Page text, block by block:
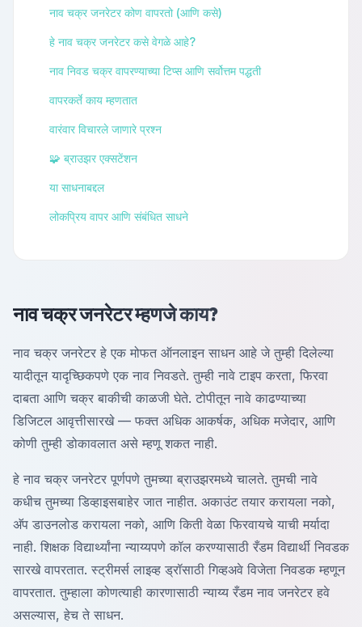
नाव चक्र जनरेटर कोण वापरतो (आणि कसे)
हे नाव चक्र जनरेटर कसे वेगळे आहे?
नाव निवड चक्र वापरण्याच्या टिप्स आणि सर्वोत्तम पद्धती
वापरकर्ते काय म्हणतात
वारंवार विचारले जाणारे प्रश्न
🧩 ब्राउझर एक्सटेंशन
या साधनाबद्दल
लोकप्रिय वापर आणि संबंधित साधने
नाव चक्र जनरेटर म्हणजे काय?
नाव चक्र जनरेटर हे एक मोफत ऑनलाइन साधन आहे जे तुम्ही दिलेल्या
यादीतून यादृच्छिकपणे एक नाव निवडते. तुम्ही नावे टाइप करता, फिरवा
दाबता आणि चक्र बाकीची काळजी घेते. टोपीतून नावे काढण्याच्या
डिजिटल आवृत्तीसारखे — फक्त अधिक आकर्षक, अधिक मजेदार, आणि
कोणी तुम्ही डोकावलात असे म्हणू शकत नाही.
हे नाव चक्र जनरेटर पूर्णपणे तुमच्या ब्राउझरमध्ये चालते. तुमची नावे
कधीच तुमच्या डिव्हाइसबाहेर जात नाहीत. अकाउंट तयार करायला नको,
अ‍ॅप डाउनलोड करायला नको, आणि किती वेळा फिरवायचे याची मर्यादा
नाही. शिक्षक विद्यार्थ्यांना न्याय्यपणे कॉल करण्यासाठी रँडम विद्यार्थी निवडक
सारखे वापरतात. स्ट्रीमर्स लाइव्ह ड्रॉसाठी गिव्हअवे विजेता निवडक म्हणून
वापरतात. तुम्हाला कोणत्याही कारणासाठी न्याय्य रँडम नाव जनरेटर हवे
असल्यास, हेच ते साधन.